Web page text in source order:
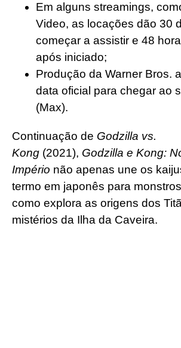
Em alguns streamings,
Video, as locações dão 30
começar a assistir e 48
após iniciado;
Produção da Warner Bros.
data oficial para chegar ao
(Max).
Continuação de Godzilla vs.
Kong (2021), Godzilla e Kong:
Império não apenas une os
termo em japonês para
como explora as origens dos
mistérios da Ilha da Caveira.